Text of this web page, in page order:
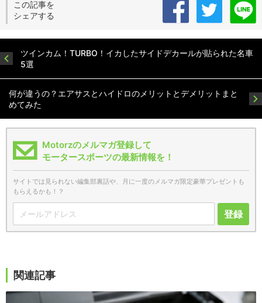
この記事を
シェアする
ツインカム！TURBO！イカしたサイドデカールが貼られた名車
5選
何が違うの？エアサスとハイドロのメリットとデメリットまと
めてみた
Motorzのメルマガ登録して
モータースポーツの最新情報を！
サイトでは見られない編集部裏話や、月に一度のメルマガ限定豪華プレゼントも
もらえるかも！？
登録
関連記事